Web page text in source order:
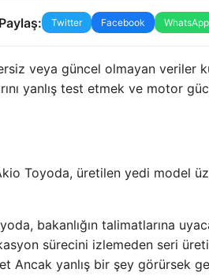
Paylaş: Twitter Facebook WhatsApp
veya güncel olmayan veriler
yanlış test etmek ve motor
Toyoda, üretilen yedi model
bakanlığın talimatlarına
sürecini izlemeden seri
Ancak yanlış bir şey görürsek